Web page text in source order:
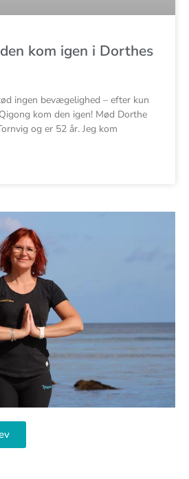
kom igen i Dorthes
ingen bevægelighed – efter kun
kom den igen! Mød Dorthe
og er 52 år. Jeg kom